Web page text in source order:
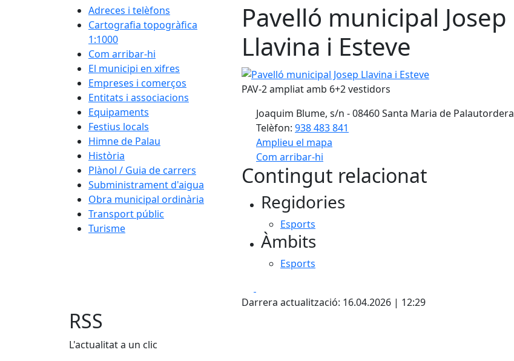
Adreces i telèfons
Cartografia topogràfica
1:1000
Com arribar-hi
El municipi en xifres
Empreses i comerços
Entitats i associacions
Equipaments
Festius locals
Himne de Palau
Història
Plànol / Guia de carrers
Subministrament d'aigua
Obra municipal ordinària
Transport públic
Turisme
Pavelló municipal Josep
Llavina i Esteve
Pavelló municipal Josep Llavina i Esteve
PAV-2 ampliat amb 6+2 vestidors
Joaquim Blume, s/n - 08460 Santa Maria de Palautordera
Telèfon: 938 483 841
Amplieu el mapa
Com arribar-hi
+
Contingut relacionat
Regidories
Esports
Àmbits
Esports
Darrera actualització: 16.04.2026 | 12:29
RSS
L'actualitat a un clic